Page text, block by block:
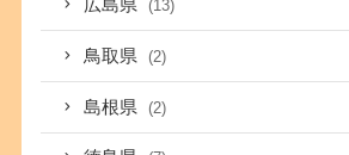
広島県 (13)
鳥取県 (2)
島根県 (2)